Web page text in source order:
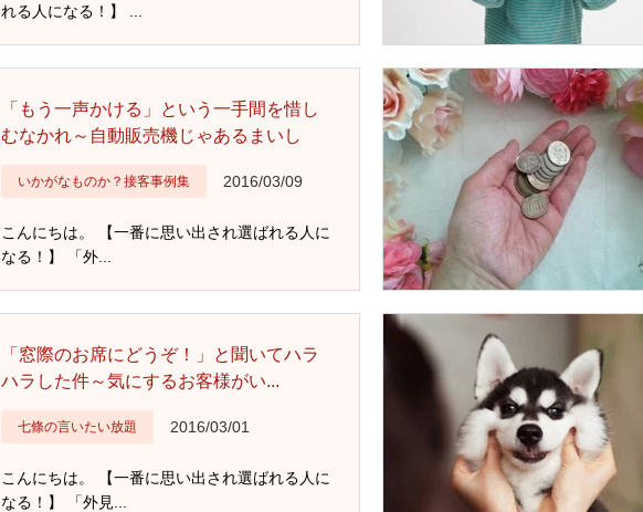
れる人になる！】 ...
「もう一声かける」という一手間を惜し
むなかれ～自動販売機じゃあるまいし
いかがなものか？接客事例集 2016/03/09
こんにちは。 【一番に思い出され選ばれる人に
なる！】 「外...
「窓際のお席にどうぞ！」と聞いてハラ
ハラした件～気にするお客様がい...
七條の言いたい放題 2016/03/01
こんにちは。 【一番に思い出され選ばれる人に
なる！】 「外見...